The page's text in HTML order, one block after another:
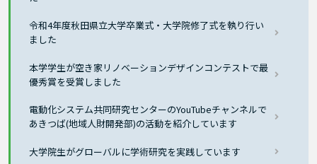
令和4年度秋田県立大学卒業式・大学院修了式を執り行い
ました
本学学生が空き家リノベーションデザインコンテストで最
優秀賞を受賞しました
電動化システム共同研究センターのYouTubeチャンネルで
あきつば(地域人財開発部)の活動を紹介しています
大学院生がグローバルに学術研究を実践しています